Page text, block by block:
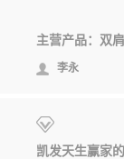
主营产品：双
李永
凯发天生赢家